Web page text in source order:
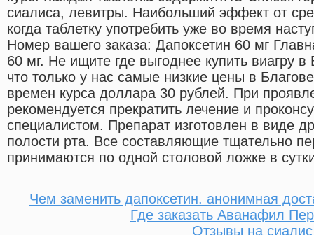
сиалиса, левитры. Наибольший эффект от
когда таблетку употребить уже во время
Номер вашего заказа: Дапоксетин 60 мг
60 мг. Не ищите где выгоднее купить виагру
что только у нас самые низкие цены в
времен курса доллара 30 рублей. При
рекомендуется прекратить лечение и
специалистом. Препарат изготовлен в виде
полости рта. Все составляющие тщательно
принимаются по одной столовой ложке в
Чем заменить дапоксетин. анонимная
Где заказать Аванафил
Отзывы на сиалис